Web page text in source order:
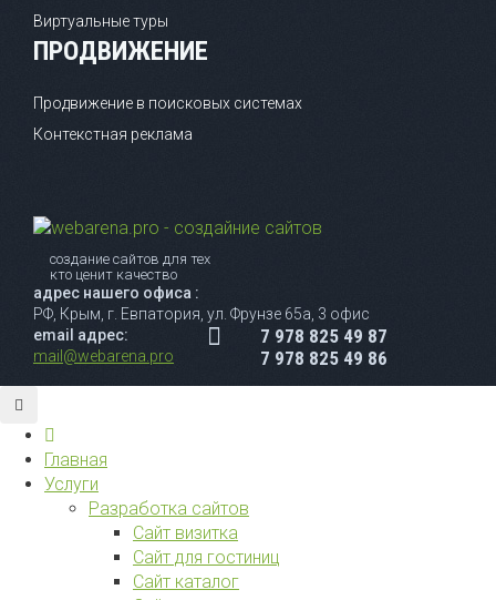
Виртуальные туры
ПРОДВИЖЕНИЕ
Продвижение в поисковых системах
Контекстная реклама
создание сайтов для тех
кто ценит качество
адрес нашего офиса :
РФ, Крым, г. Евпатория, ул. Фрунзе 65а, 3 офис
email адрес:
mail@webarena.pro
7 978 825 49 87
7 978 825 49 86
Главная
Услуги
Разработка сайтов
Сайт визитка
Сайт для гостиниц
Сайт каталог